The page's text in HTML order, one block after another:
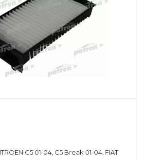
C5 01-04, C5 Break 01-04, FIAT